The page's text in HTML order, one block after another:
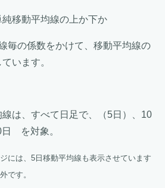
純移動平均線の上か下か
毎の係数をかけて、移動平均線の
います。
は、すべて日足で、（5日）、10
日 を対象。
には、5日移動平均線も表示させています
です。